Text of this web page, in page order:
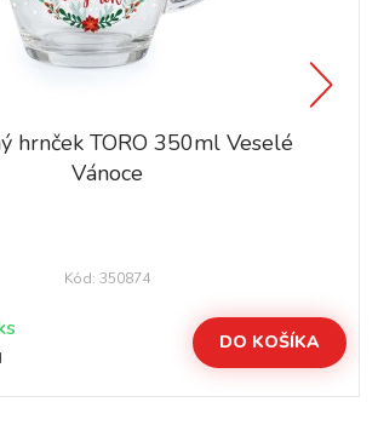
hrnček TORO 350ml Veselé
Vánoce
Kód: 350874
> 10 ks
DO KOŠÍKA